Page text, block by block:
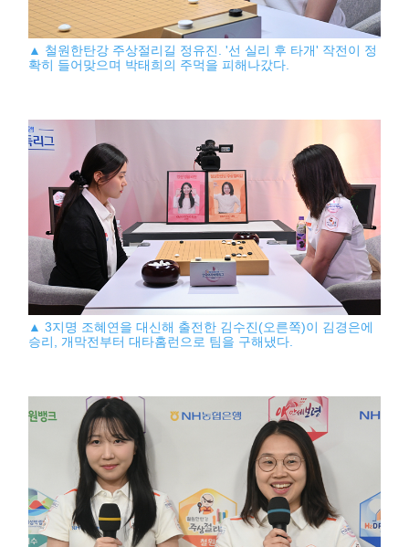
▲ 철원한탄강 주상절리길 정유진. '선 실리 후 타개' 작전이 정
확히 들어맞으며 박태희의 주먹을 피해나갔다.
▲ 3지명 조혜연을 대신해 출전한 김수진(오른쪽)이 김경은에
승리, 개막전부터 대타홈런으로 팀을 구해냈다.